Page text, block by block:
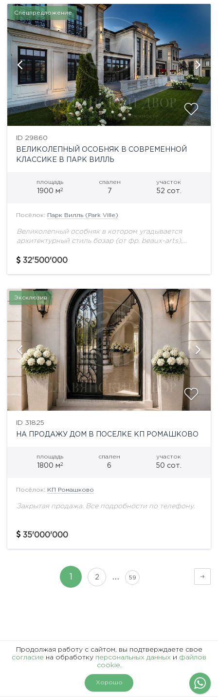
На карте
Спецпредложение
ID 29860
ВЕЛИКОЛЕПНЫЙ ОСОБНЯК В СОВРЕМЕННОЙ
КЛАССИКЕ В ПАРК ВИЛЛЬ
площадь
1900 м2
спален
7
участок
52 сот.
Посёлок: Парк Вилль (Park Ville)
Великолепный особняк в котором угадывается
архитектурный стиль бозар (от фр. beaux-arts),
протяжении ста с лишним лет господствовавший в
32'500'000
Эксклюзив
ID 31825
НА ПРОДАЖУ ДОМ В ПОСЕЛКЕ КП РОМАШКОВО
площадь
1800 м2
спален
6
участок
50 сот.
Посёлок: КП Ромашково
Закрытая продажа. Все подробности по телефону.
35'000'000
2 … 59
носит информационный характер и не является
Продолжая работу с сайтом, вы подтверждаете свое
согласие на обработку персональных данных и файлов
cookie.
Хорошо